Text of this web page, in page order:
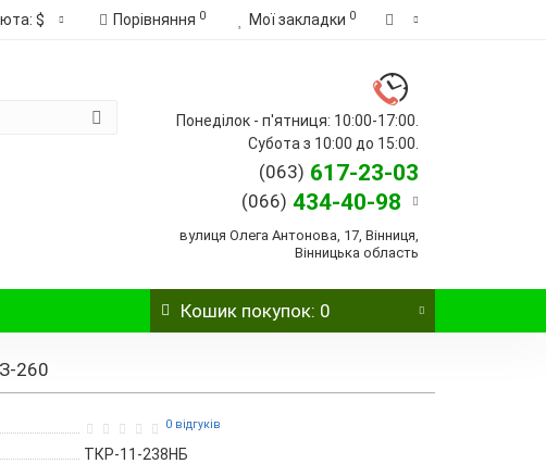
$ Порівняння 0 Мої закладки 0
Понеділок - п'ятниця: 10:00-17:00.
Субота з 10:00 до 15:00.
(063) 617-23-03
(066) 434-40-98
вулиця Олега Антонова, 17, Вінниця,
Вінницька область
Кошикпокупок: 0
260
0 відгуків
ТКР-11-238НБ